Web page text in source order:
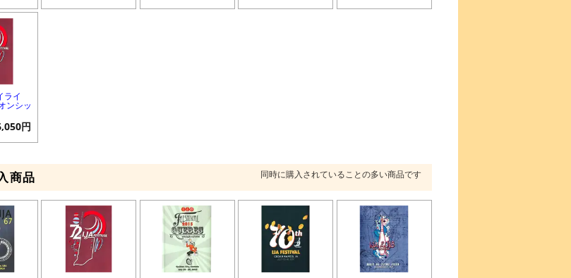
ライ
ンシッ
円
商品 同時に購入されていることの多い商品です